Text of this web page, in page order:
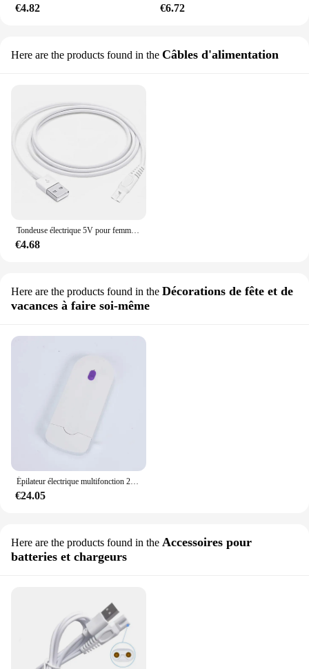
€4.82 €6.72
Here are the products found in the Câbles d'alimentation
Tondeuse électrique 5V pour femme, remplacement, finition tactile, sans défaut, chargeur de jambes, dames, rasoir, rasoir, câble USB
€4.68
Here are the products found in the Décorations de fête et de
vacances à faire soi-même
Épilateur électrique multifonction 2 en 1 pour femmes, épilation du visage, finition du corps, toucher lisse
€24.05
Here are the products found in the Accessoires pour
batteries et chargeurs